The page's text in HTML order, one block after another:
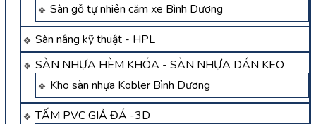
Sàn gỗ tự nhiên căm xe Bình Dương
Sàn nâng kỹ thuật - HPL
SÀN NHỰA HÈM KHÓA - SÀN NHỰA DÁN KEO
Kho sàn nhựa Kobler Bình Dương
TẤM PVC GIẢ ĐÁ -3D